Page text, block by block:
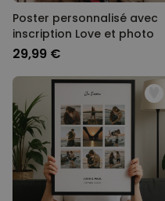
Poster personnalisé avec
inscription Love et photo
29,99 €